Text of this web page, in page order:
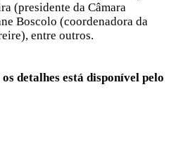
(presidente da Câmara
Boscolo (coordenadora da
entre outros.
detalhes está disponível pelo